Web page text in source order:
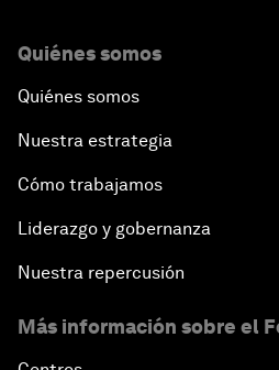
Quiénes somos
Quiénes somos
Nuestra estrategia
Cómo trabajamos
Liderazgo y gobernanza
Nuestra repercusión
Más información sobre el